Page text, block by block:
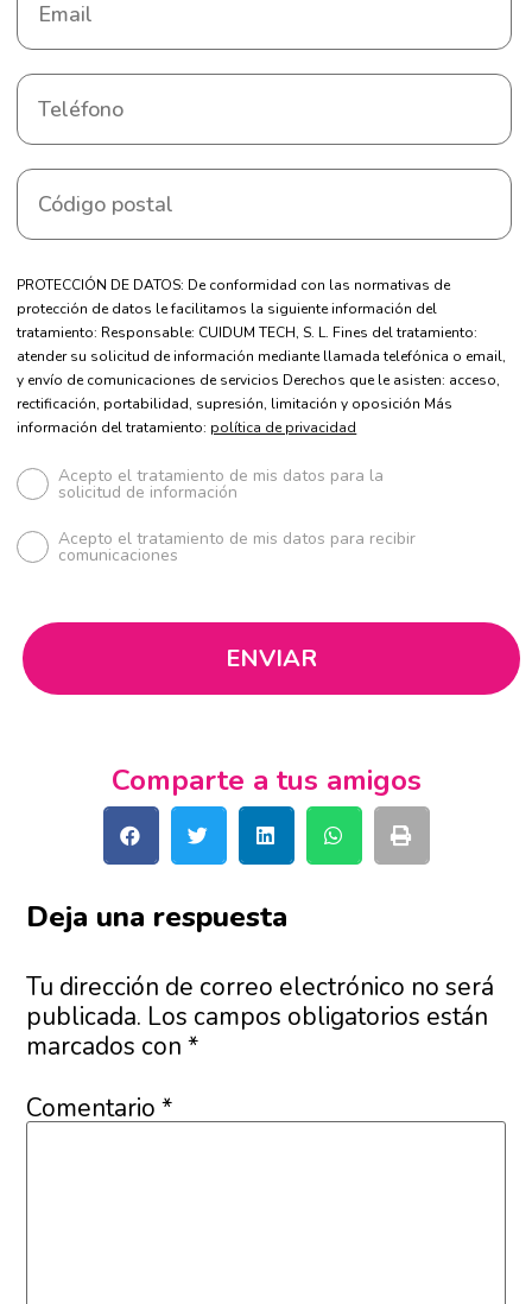
PROTECCIÓN DE DATOS: De conformidad con las normativas de
protección de datos le facilitamos la siguiente información del
tratamiento: Responsable: CUIDUM TECH, S. L. Fines del tratamiento:
atender su solicitud de información mediante llamada telefónica o email,
y envío de comunicaciones de servicios Derechos que le asisten: acceso,
rectificación, portabilidad, supresión, limitación y oposición Más
información del tratamiento: política de privacidad
Acepto el tratamiento de mis datos para la
solicitud de información
Acepto el tratamiento de mis datos para recibir
comunicaciones
Comparte a tus amigos
Deja una respuesta
Tu dirección de correo electrónico no será
publicada. Los campos obligatorios están
marcados con*
Comentario*